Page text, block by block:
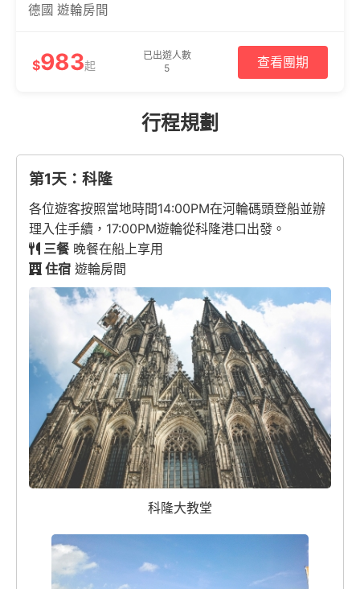
德國 遊輪房間
$983起
已出遊人數
5
查看團期
行程規劃
第1天：科隆
各位遊客按照當地時間14:00PM在河輪碼頭登船並辦
理入住手續，17:00PM遊輪從科隆港口出發。
三餐晚餐在船上享用
住宿 遊輪房間
科隆大教堂